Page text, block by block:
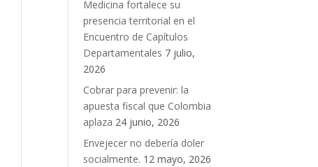
Medicina fortalece su
presencia territorial en el
Encuentro de Capítulos
Departamentales 7 julio,
2026
Cobrar para prevenir: la
apuesta fiscal que Colombia
aplaza 24 junio, 2026
Envejecer no debería doler
socialmente. 12 mayo, 2026